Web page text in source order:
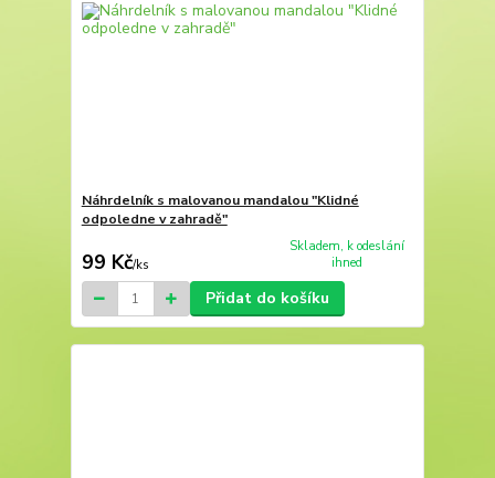
Náhrdelník s malovanou mandalou "Klidné
odpoledne v zahradě"
99 Kč/ks
Skladem, k odeslání
ihned
Přidat do košíku